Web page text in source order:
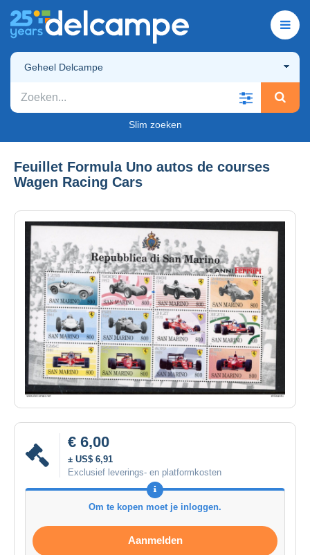
Geheel Delcampe
Slim zoeken
Feuillet Formula Uno autos de courses
Wagen Racing Cars
€ 6,00
± US$ 6,91
Exclusief leverings- en platformkosten
Om te kopen moet je inloggen.
Aanmelden